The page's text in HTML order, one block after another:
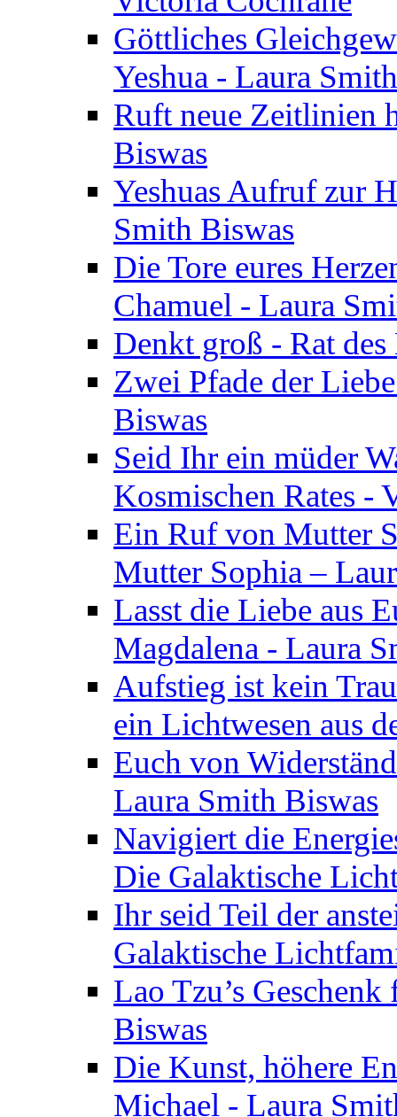
Göttliches
Yeshua - Laura
Ruft neue Zeitlinien
Biswas
Yeshuas Aufruf zur
Smith Biswas
Die Tore eures
Chamuel - Laura
Denkt groß - Rat
Zwei Pfade der
Biswas
Seid Ihr ein müder
Kosmischen Rates -
Ein Ruf von Mutter
Mutter Sophia –
Lasst die Liebe aus
Magdalena - Laura
Aufstieg ist kein
ein Lichtwesen aus
Euch von
Laura Smith Biswas
Navigiert die
Die Galaktische
Ihr seid Teil der
Galaktische
Lao Tzu’s
Biswas
Die Kunst, höhere
Michael - Laura